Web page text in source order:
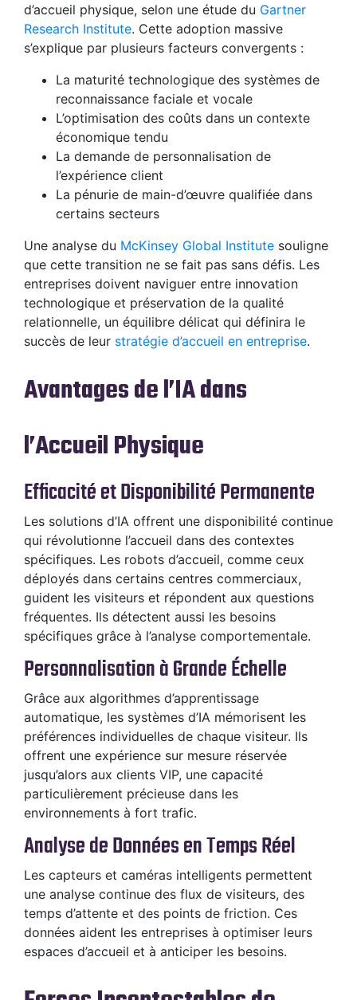
d’accueil physique, selon une étude du Gartner
Research Institute. Cette adoption massive
s’explique par plusieurs facteurs convergents :
La maturité technologique des systèmes de
reconnaissance faciale et vocale
L’optimisation des coûts dans un contexte
économique tendu
La demande de personnalisation de
l’expérience client
La pénurie de main-d’œuvre qualifiée dans
certains secteurs
Une analyse du McKinsey Global Institute souligne
que cette transition ne se fait pas sans défis. Les
entreprises doivent naviguer entre innovation
technologique et préservation de la qualité
relationnelle, un équilibre délicat qui définira le
succès de leur stratégie d’accueil en entreprise.
Avantages de l’IA dans
l’Accueil Physique
Efficacité et Disponibilité Permanente
Les solutions d’IA offrent une disponibilité continue
qui révolutionne l’accueil dans des contextes
spécifiques. Les robots d’accueil, comme ceux
déployés dans certains centres commerciaux,
guident les visiteurs et répondent aux questions
fréquentes. Ils détectent aussi les besoins
spécifiques grâce à l’analyse comportementale.
Personnalisation à Grande Échelle
Grâce aux algorithmes d’apprentissage
automatique, les systèmes d’IA mémorisent les
préférences individuelles de chaque visiteur. Ils
offrent une expérience sur mesure réservée
jusqu’alors aux clients VIP, une capacité
particulièrement précieuse dans les
environnements à fort trafic.
Analyse de Données en Temps Réel
Les capteurs et caméras intelligents permettent
une analyse continue des flux de visiteurs, des
temps d’attente et des points de friction. Ces
données aident les entreprises à optimiser leurs
espaces d’accueil et à anticiper les besoins.